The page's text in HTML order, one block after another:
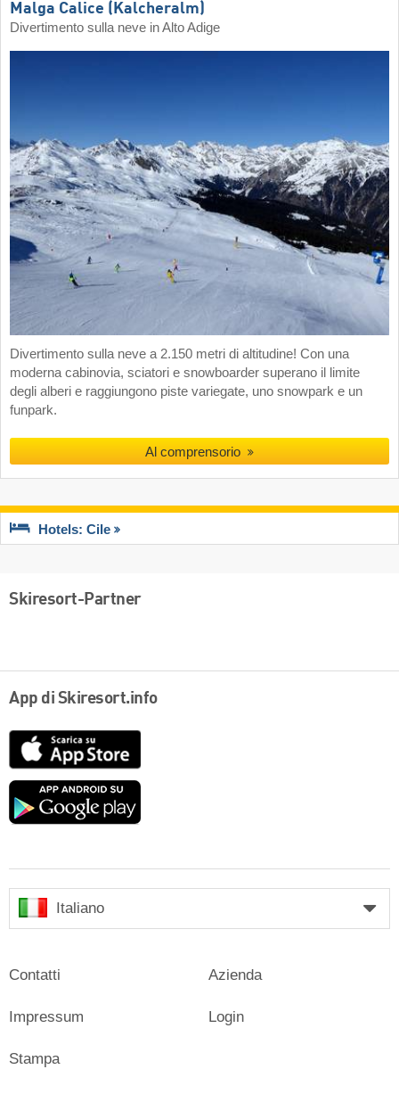
Malga Calice (Kalcheralm)
Divertimento sulla neve in Alto Adige
Divertimento sulla neve a 2.150 metri di altitudine! Con una
moderna cabinovia, sciatori e snowboarder superano il limite
degli alberi e raggiungono piste variegate, uno snowpark e un
funpark.
Al comprensorio
Hotels: Cile
Skiresort-Partner
App di Skiresort.info
Google
Italiano
Contatti
Impressum
Stampa
Azienda
Login